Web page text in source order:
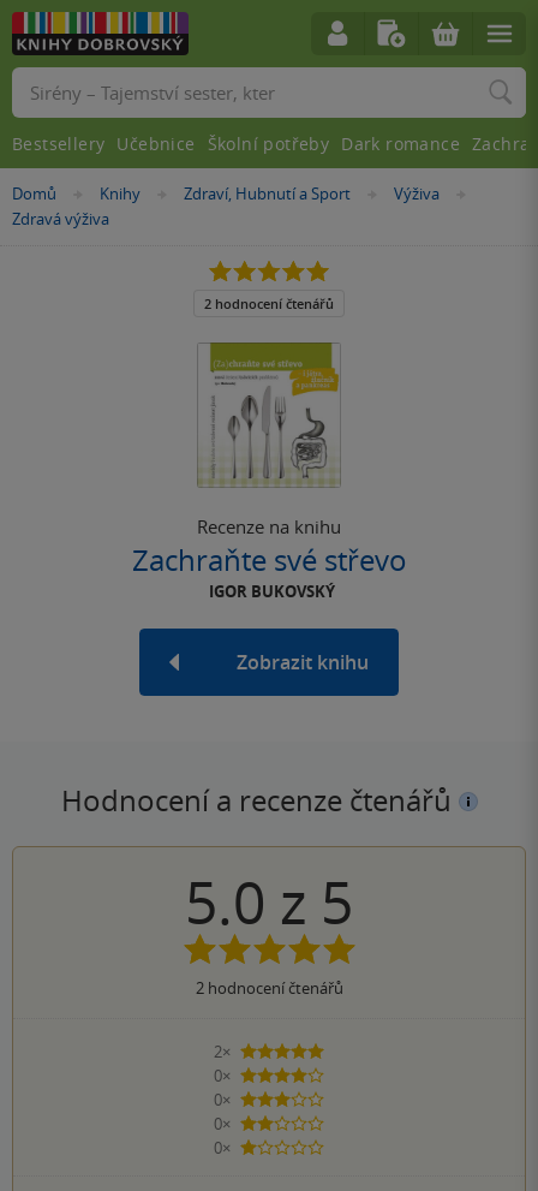
Nacházíte
se
Domů »Knihy »
Zdraví, Hubnutí a Sport »
Výživa
Zdravá výživa
Recenze na knihu
Zachraňte své střevo
IGOR BUKOVSKÝ
Zobrazit knihu
5.0
z
5
2 hodnocení čtenářů
Hodnocení a recenze čtenářů
5.0 z 5
2hodnocení čtenářů
2×
5 hvězdiček
0×
4 hvězdičky
0×
3 hvězdičky
0×
2 hvězdičky
0×
1 hvezdička
Vyhledávání
Bestsellery Učebnice Školní potřeby Dark romance